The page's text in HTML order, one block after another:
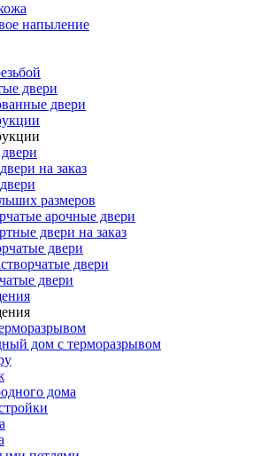
напыление
двери
двери
на заказ
размеров
арочные двери
двери на заказ
двери
двери
двери
дом с терморазрывом
дома